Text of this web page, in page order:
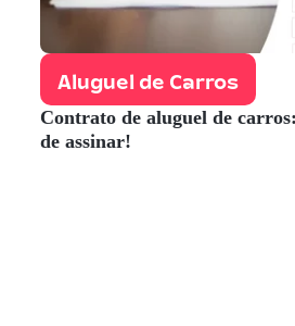
Aluguel de Carros
Contrato de aluguel de
de assinar!